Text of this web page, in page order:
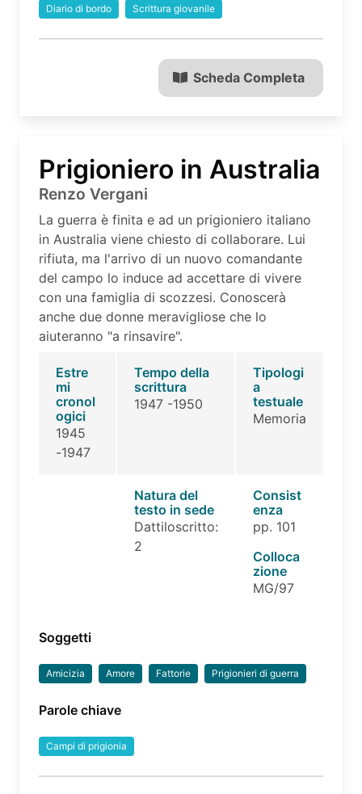
Diario di bordo Scrittura giovanile
Scheda Completa
Prigioniero in Australia
Renzo Vergani
La guerra è finita e ad un prigioniero italiano
in Australia viene chiesto di collaborare. Lui
rifiuta, ma l'arrivo di un nuovo comandante
del campo lo induce ad accettare di vivere
con una famiglia di scozzesi. Conoscerà
anche due donne meravigliose che lo
aiuteranno "a rinsavire".
Estre
mi
cronol
ogici
1945
-1947
Tempo della
scrittura
1947 -1950
Tipologi
a
testuale
Memoria
Natura del
testo in sede
Dattiloscritto:
2
Consist
enza
pp. 101
Colloca
zione
MG/97
Soggetti
Amicizia Amore Fattorie Prigionieri di guerra
Parole chiave
Campi di prigionia